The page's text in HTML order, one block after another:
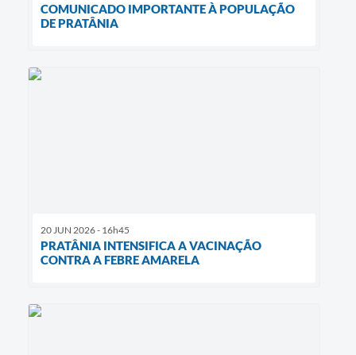
COMUNICADO IMPORTANTE À POPULAÇÃO
DE PRATÂNIA
20 JUN 2026 - 16h45
PRATÂNIA INTENSIFICA A VACINAÇÃO
CONTRA A FEBRE AMARELA